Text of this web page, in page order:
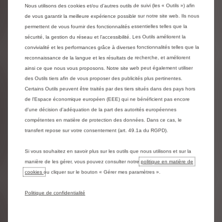
Assistance et sécurité
Une vigilance constante, même à distance.
Nos services Alarme + SOS et assistance
connectés renforcent la sécurité des conducteurs
et des passagers. Suivi du véhicule, assistance en
cas de vol, alertes en cas d'intrusion ou d'incident :
vous restez maître de votre tranquillité.
Téléchargez nos applis
Nous utilisons des cookies et/ou d’autres outils de suivi (les « Outils ») afin
de vous garantir la meilleure expérience possible sur notre site web. Ils nous
permettent de vous fournir des fonctionnalités essentielles telles que la
sécurité, la gestion du réseau et l’accessibilité. Les Outils améliorent la
convivialité et les performances grâce à diverses fonctionnalités telles que la
reconnaissance de la langue et les résultats de recherche, et améliorent
ainsi ce que nous vous proposons. Notre site web peut également utiliser
des Outils tiers afin de vous proposer des publicités plus pertinentes.
Certains Outils peuvent être traités par des tiers situés dans des pays hors
de l'Espace économique européen (EEE) qui ne bénéficient pas encore
d'une décision d'adéquation de la part des autorités européennes
compétentes en matière de protection des données. Dans ce cas, le
transfert repose sur votre consentement (art. 49.1a du RGPD).
Si vous souhaitez en savoir plus sur les outils que nous utilisons et sur la
manière de les gérer, vous pouvez consulter notre politique en matière de
cookies ou cliquer sur le bouton « Gérer mes paramètres ».
Politique de confidentialité